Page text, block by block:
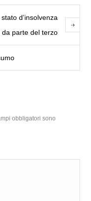
d’insolvenza
da parte del terzo
obbligatori sono